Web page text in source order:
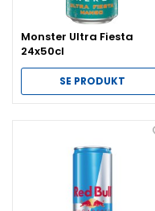
Monster Ultra Fiesta
24x50cl
SE PRODUKT